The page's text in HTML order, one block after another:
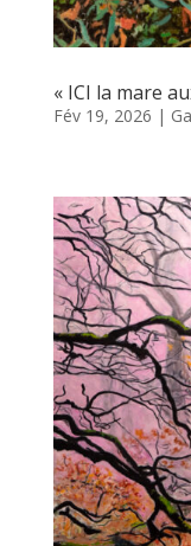
« ICI la mare
Fév 19, 2026 |